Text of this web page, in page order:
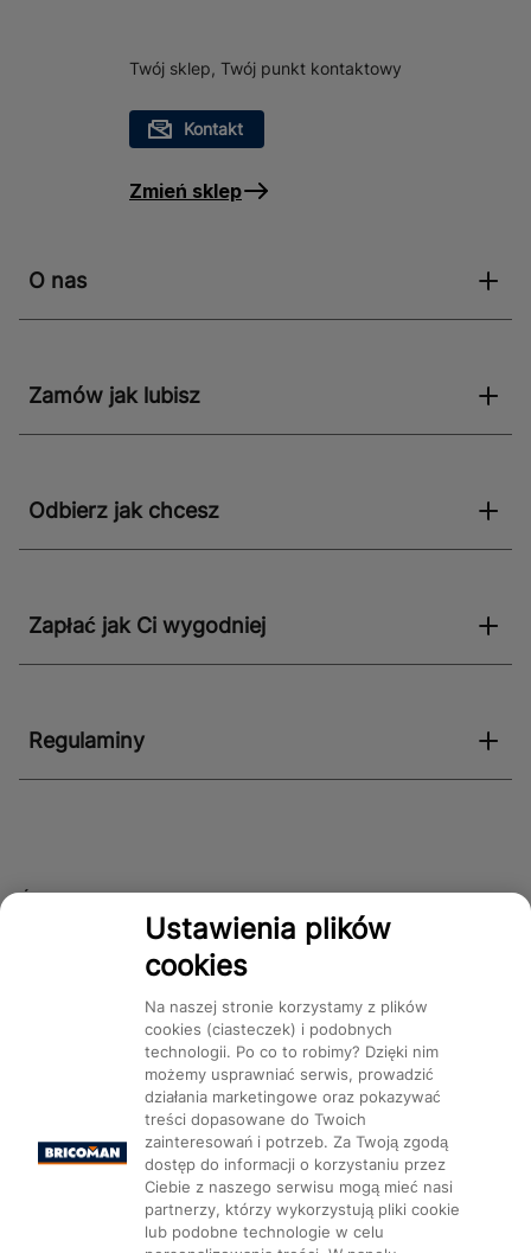
Twój sklep, Twój punkt kontaktowy
Kontakt
Zmień sklep
O nas
Zamów jak lubisz
Odbierz jak chcesz
Zapłać jak Ci wygodniej
Regulaminy
Śledź nas!
Mapa Strony: Kategorie Produkty Marki CMS
Ustawienia plików
cookies
Na naszej stronie korzystamy z plików
cookies (ciasteczek) i podobnych
technologii. Po co to robimy? Dzięki nim
możemy usprawniać serwis, prowadzić
działania marketingowe oraz pokazywać
treści dopasowane do Twoich
zainteresowań i potrzeb. Za Twoją zgodą
dostęp do informacji o korzystaniu przez
Ciebie z naszego serwisu mogą mieć nasi
partnerzy, którzy wykorzystują pliki cookie
lub podobne technologie w celu